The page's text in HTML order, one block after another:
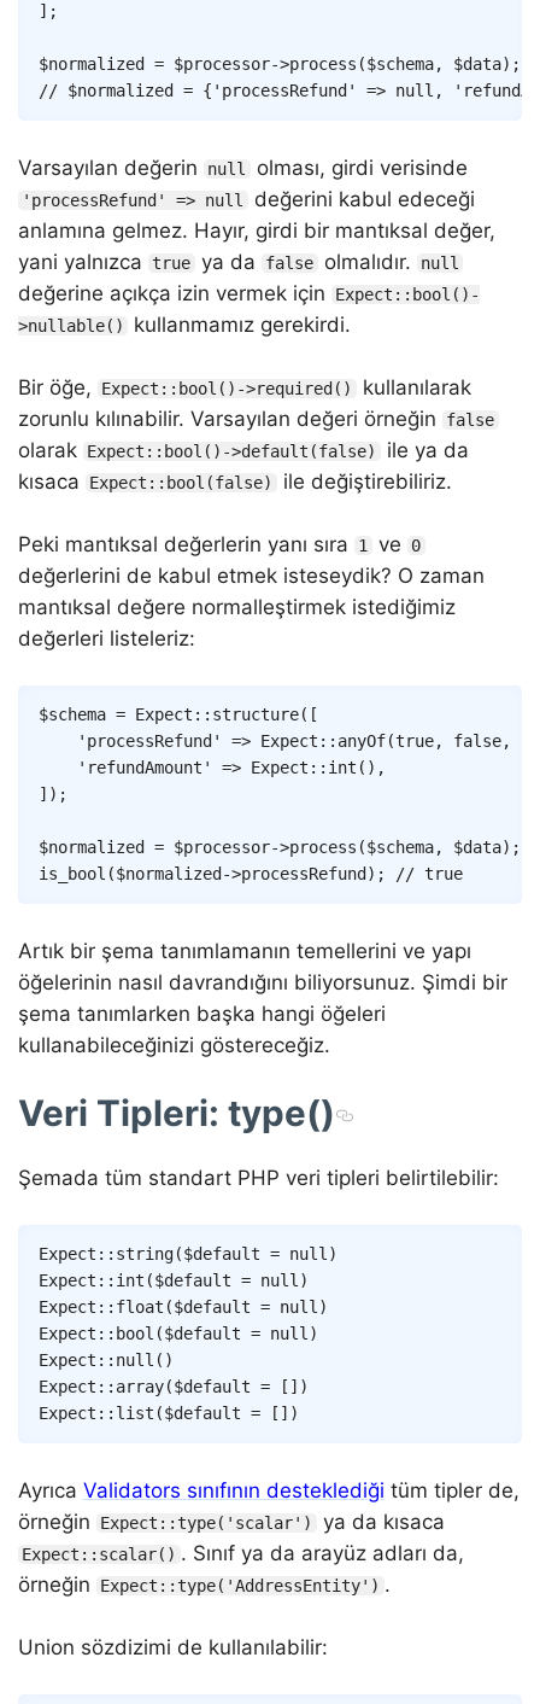
] ;
$normalized = $processor->process ($schema, $data) ;
// $normalized = {'processRefund' => null,
Varsayılan değerin null olması, girdi verisinde
'processRefund' => null
değerini kabul edeceği
anlamına gelmez. Hayır, girdi bir mantıksal değer,
yani yalnızca true ya da false olmalıdır. null
değerine açıkça izin vermek için
Expect::bool()-
>nullable()
kullanmamız gerekirdi.
Bir öğe, Expect::bool()->required()
kullanılarak
zorunlu kılınabilir. Varsayılan değeri örneğin
false
olarak Expect::bool()->default(false)
ile ya da
kısaca
Expect::bool(false) ile değiştirebiliriz.
Peki mantıksal değerlerin yanı sıra 1 ve 0
değerlerini de kabul etmek isteseydik? O zaman
mantıksal değere normalleştirmek istediğimiz
değerleri listeleriz:
$schema = Expect :: structure( [
'processRefund'
=> Expect :: anyOf(true, false,
'refundAmount'
=> Expect :: int ( ) ,
] ) ;
$normalized = $processor->process ($schema, $data) ;
is_bool ($normalized ->processRefund ) ; // true
Artık bir şema tanımlamanın temellerini ve yapı
öğelerinin nasıl davrandığını biliyorsunuz. Şimdi bir
şema tanımlarken başka hangi öğeleri
kullanabileceğinizi göstereceğiz.
Veri Tipleri: type()
Şemada tüm standart PHP veri tipleri belirtilebilir:
Expect :: string($default = null)
Expect :: int ($default = null)
Expect :: float ($default = null)
Expect :: bool ($default = null)
Expect :: null ( )
Expect :: array($default = [ ] )
Expect :: list ($default = [ ] )
Ayrıca Validators sınıfının desteklediği tüm tipler de,
örneğin
Expect::type('scalar') ya da kısaca
Expect::scalar() . Sınıf ya da arayüz adları da,
örneğin
Expect::type('AddressEntity') .
Union sözdizimi de kullanılabilir: